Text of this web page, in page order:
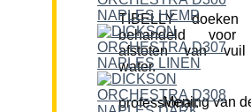
TIBELLY doeken
behandeld voor
afstoten van
water.
Mening van de professional: